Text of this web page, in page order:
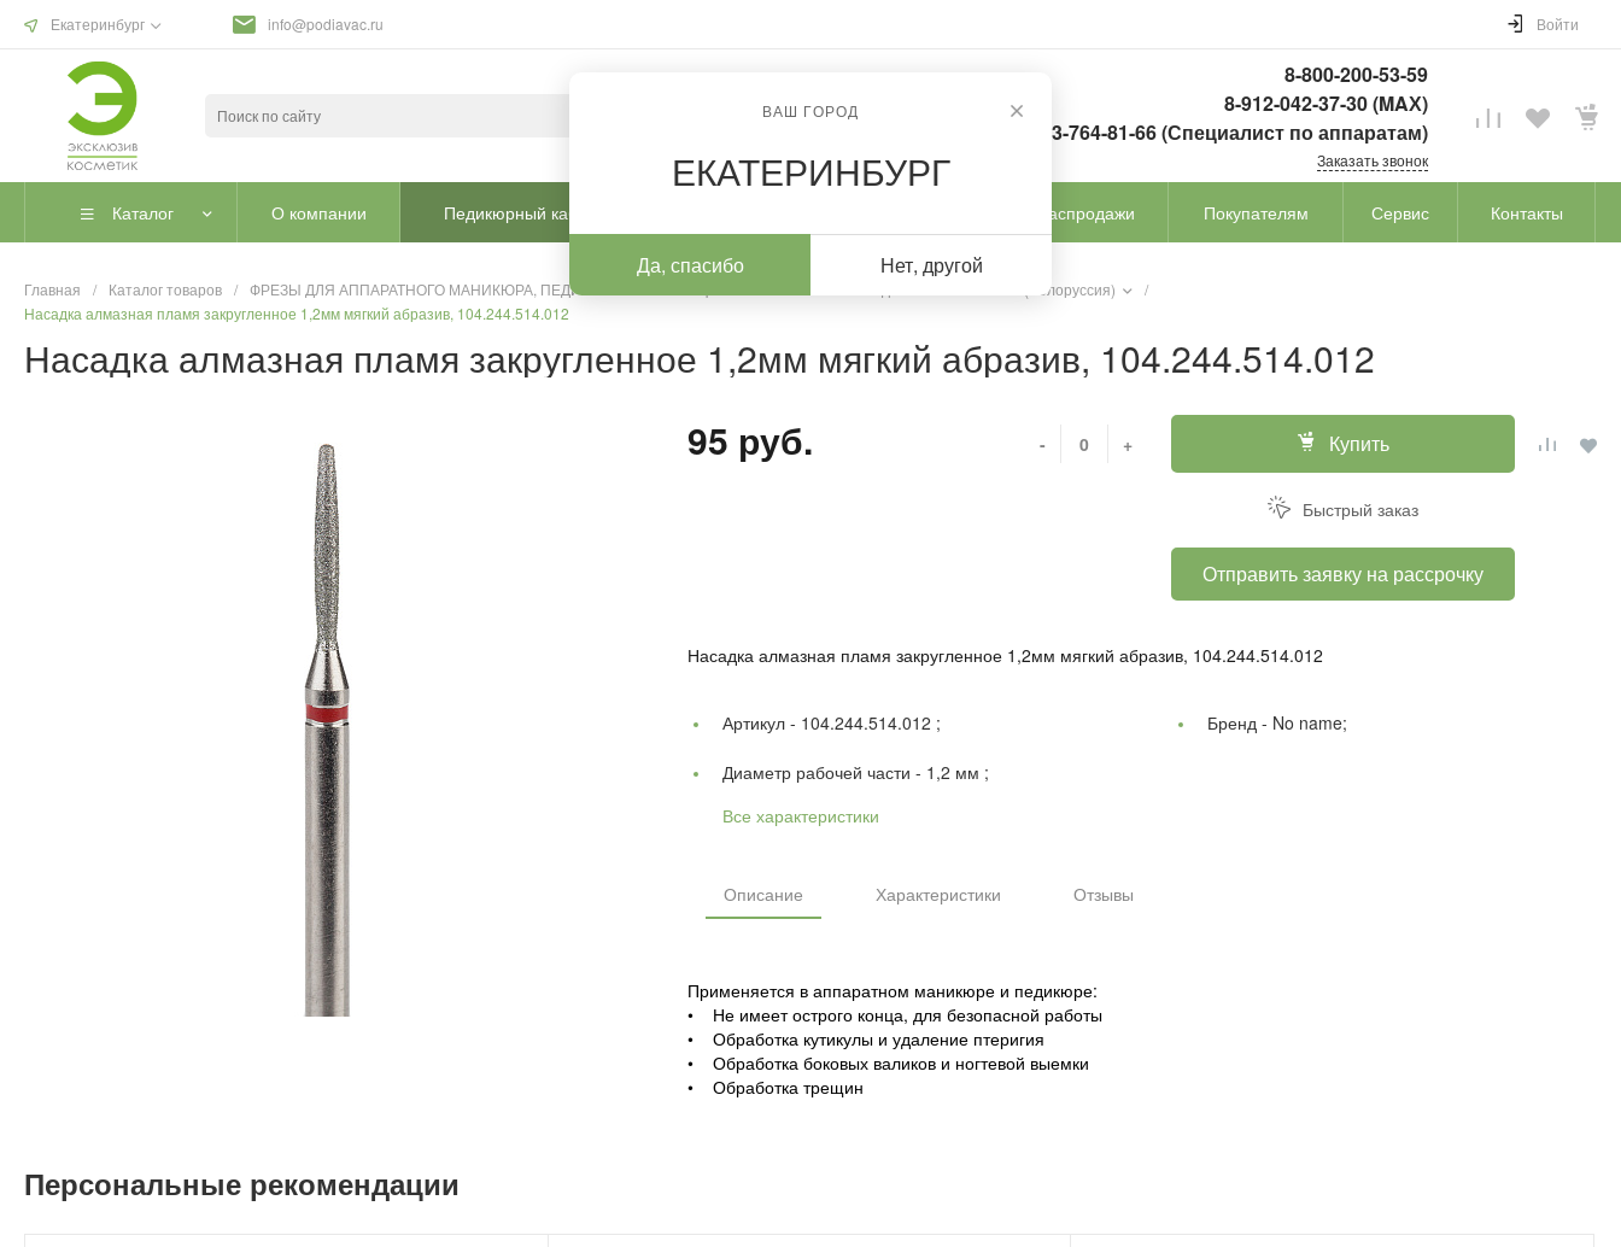
Екатеринбург
ВАШ ГОРОД
ЕКАТЕРИНБУРГ
Да, спасибо Нет, другой
info@podiavac.ru Войти
8-800-200-53-59
8-912-042-37-30 (MAХ)
8-963-764-81-66 (Специалист по аппаратам)
Заказать звонок
Каталог О компании Педикюрный кабинет Распродажи Покупателям Сервис Контакты
Главная / Каталог товаров / ФРЕЗЫ ДЛЯ АППАРАТНОГО МАНИКЮРА, ПЕДИКЮРА И КОРРЕКЦИИ Алмазные (Белоруссия)
/
Насадка алмазная пламя закругленное 1,2мм мягкий абразив, 104.244.514.012
Насадка алмазная пламя закругленное 1,2мм мягкий абразив, 104.244.514.012
95 руб.
- + Купить
Быстрый заказ
Отправить заявку на рассрочку
Насадка алмазная пламя закругленное 1,2мм мягкий абразив, 104.244.514.012
Артикул - 104.244.514.012 ; Бренд - No name;
Диаметр рабочей части - 1,2 мм ;
Все характеристики
Описание Характеристики Отзывы
Применяется в аппаратном маникюре и педикюре:
• Не имеет острого конца, для безопасной работы
• Обработка кутикулы и удаление птеригия
• Обработка боковых валиков и ногтевой выемки
• Обработка трещин
Персональные рекомендации